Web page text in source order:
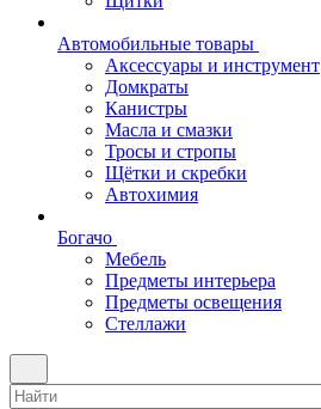
Автомобильные товары
Аксессуары и инструмент
Домкраты
Канистры
Масла и смазки
Тросы и стропы
Щётки и скребки
Автохимия
Богачо
Мебель
Предметы интерьера
Предметы освещения
Стеллажи